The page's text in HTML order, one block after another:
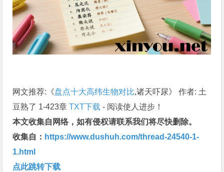
网文推荐:《盘点十大高纬生物对比,诸天吓尿》 作者: 土
豆熟了 1-423章TXT下载 - 阅读使人进步！
本文收集自网络，如有侵权请联系我们将尽快删除。
收集自： https://www.dushuh.com/thread-24540-1-
1.html
点此跳转下载